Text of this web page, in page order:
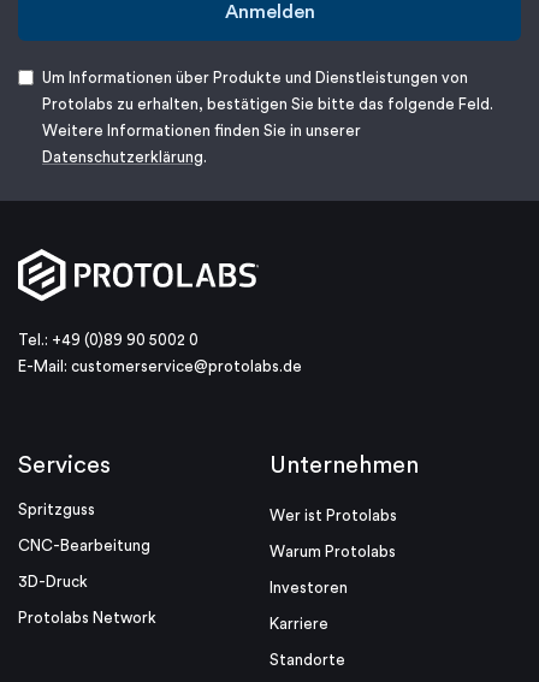
Anmelden
Um Informationen über Produkte und Dienstleistungen von
Protolabs zu erhalten, bestätigen Sie bitte das folgende Feld.
Weitere Informationen finden Sie in unserer
Datenschutzerklärung.
Tel.: +49 (0)89 90 5002 0
E-Mail: customerservice@protolabs.de
Services
Spritzguss
CNC-Bearbeitung
3D-Druck
Protolabs Network
Unternehmen
Wer ist Protolabs
Warum Protolabs
Investoren
Karriere
Standorte